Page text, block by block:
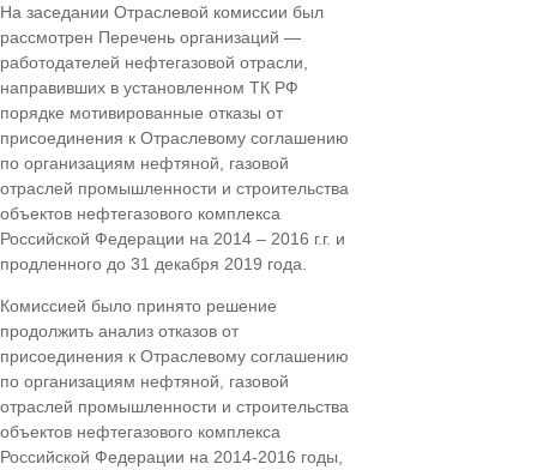
На заседании Отраслевой комиссии был
рассмотрен Перечень организаций —
работодателей нефтегазовой отрасли,
направивших в установленном ТК РФ
порядке мотивированные отказы от
присоединения к Отраслевому соглашению
по организациям нефтяной, газовой
отраслей промышленности и строительства
объектов нефтегазового комплекса
Российской Федерации на 2014 – 2016 г.г. и
продленного до 31 декабря 2019 года.
Комиссией было принято решение
продолжить анализ отказов от
присоединения к Отраслевому соглашению
по организациям нефтяной, газовой
отраслей промышленности и строительства
объектов нефтегазового комплекса
Российской Федерации на 2014-2016 годы,